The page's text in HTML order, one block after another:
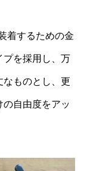
着するための金
プを採用し、万
なものとし、更
自由度をアッ